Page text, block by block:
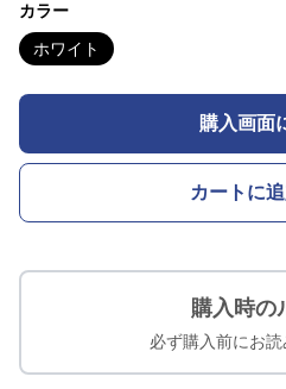
カラー
ホワイト
購入画面
カートに
購入時の
必ず購入前にお読